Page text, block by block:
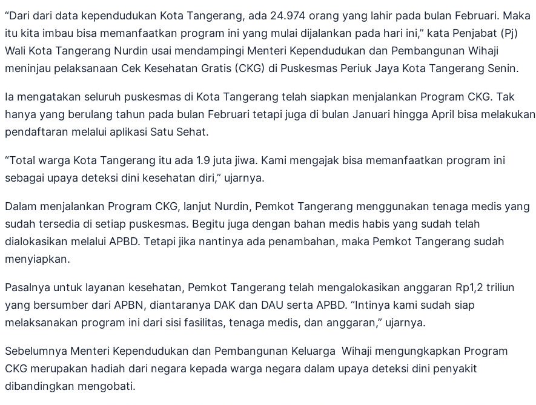
“Dari dari data kependudukan Kota Tangerang, ada 24.974 orang yang lahir pada bulan Februari. Maka
itu kita imbau bisa memanfaatkan program ini yang mulai dijalankan pada hari ini,” kata Penjabat (Pj)
Wali Kota Tangerang Nurdin usai mendampingi Menteri Kependudukan dan Pembangunan Wihaji
meninjau pelaksanaan Cek Kesehatan Gratis (CKG) di Puskesmas Periuk Jaya Kota Tangerang Senin.
Ia mengatakan seluruh puskesmas di Kota Tangerang telah siapkan menjalankan Program CKG. Tak
hanya yang berulang tahun pada bulan Februari tetapi juga di bulan Januari hingga April bisa melakukan
pendaftaran melalui aplikasi Satu Sehat.
“Total warga Kota Tangerang itu ada 1.9 juta jiwa. Kami mengajak bisa memanfaatkan program ini
sebagai upaya deteksi dini kesehatan diri,” ujarnya.
Dalam menjalankan Program CKG, lanjut Nurdin, Pemkot Tangerang menggunakan tenaga medis yang
sudah tersedia di setiap puskesmas. Begitu juga dengan bahan medis habis yang sudah telah
dialokasikan melalui APBD. Tetapi jika nantinya ada penambahan, maka Pemkot Tangerang sudah
menyiapkan.
Pasalnya untuk layanan kesehatan, Pemkot Tangerang telah mengalokasikan anggaran Rp1,2 triliun
yang bersumber dari APBN, diantaranya DAK dan DAU serta APBD. “Intinya kami sudah siap
melaksanakan program ini dari sisi fasilitas, tenaga medis, dan anggaran,” ujarnya.
Sebelumnya Menteri Kependudukan dan Pembangunan Keluarga Wihaji mengungkapkan Program
CKG merupakan hadiah dari negara kepada warga negara dalam upaya deteksi dini penyakit
dibandingkan mengobati.